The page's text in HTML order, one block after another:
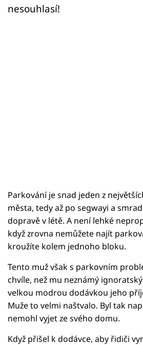
nesouhlasí!
Parkování je snad jeden z
města, tedy až po segwayi a
dopravě v létě. A není lehké
když zrovna nemůžete najít
kroužíte kolem jednoho bloku.
Tento muž však s parkovním
chvíle, než mu neznámý
velkou modrou dodávkou jeho
Muže to velmi naštvalo. Byl tak
nemohl vyjet ze svého domu.
Když přišel k dodávce, aby řidiči